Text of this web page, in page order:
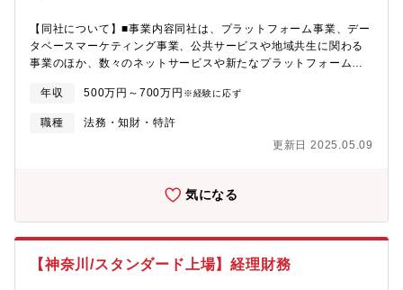
ます。評価報酬制度設計・運用を主軸にしながら、人事企画業務
全般も担っていただき、人事企画領域の専門性を高めていけま
す。もちろん、将来的に人事企画分野のマネジメントを目指して
いただくこともできます。上記に限らず、ご自身のキャリア志向
門にチャレンジいただくことも可能な環境があります。「キャリ
ア自律」をキーワードに、社内での異なるキャリア形成を後押し
する環境がCCCにはあります。【組織構成】【働き方】
【同社について】■事業内容同社は、プラットフォーム事業、デー
タベースマーケティング事業、公共サービスや地域共生に関わる
事業のほか、数々のネットサービスや新たなプラットフォームサ
ルの提案を行っています。【職務内容】同社が運営する新規事業
や組織再編(M&A含む)を広く担当いただく戦略法務的な立ち位置
で、同社グループの事業を支えていただける方を募集します。国
内外への出店や公共サービス事業、新規事業…といったように、
ティング事業２．プラットフォーム事業【求める人物像】こんな
ご応募ください！■プライオリティを自身で決め、限られた業務時
身でうまく業務をコントロールして仕事を進めていきたい方や、
年収 500万円～700万円 ※経験に応ず
職種
法務・知財・特許
更新日 2025.05.09
気になる
【神奈川/スタンダード上場】経理財務